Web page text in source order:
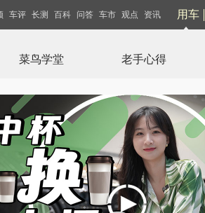
车评 长测 百科 问答 车市 观点 资讯 用车
菜鸟学堂 老手心得